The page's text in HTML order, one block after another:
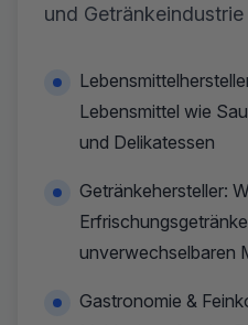
und
Lebensmittel wie
und Delikatessen
Getränkehersteller:
unverwechselbaren
Gastronomie &